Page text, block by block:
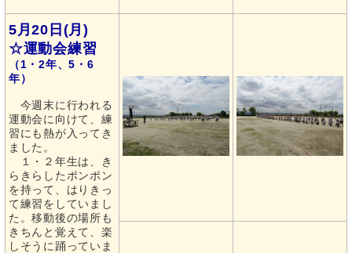
5月20日(月)
☆運動会練習
（1・2年、5・6
年）
今週末に行われる
運動会に向けて、練
習にも熱が入ってき
ました。
１・２年生は、き
らきらしたポンポン
を持って、はりきっ
て練習をしていまし
た。移動後の場所も
きちんと覚えて、楽
しそうに踊っていま